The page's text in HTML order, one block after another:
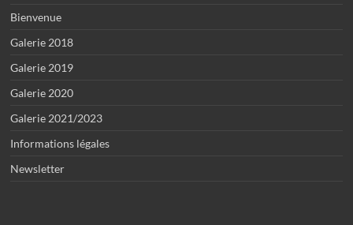
Bienvenue
Galerie 2018
Galerie 2019
Galerie 2020
Galerie 2021/2023
Informations légales
Newsletter